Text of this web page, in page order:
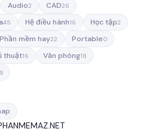
Audio2 CAD26
45 Hệ điều hành16 Học tập2
Phần mềm hay22 Portable0
thuật16 Văn phòng18
9